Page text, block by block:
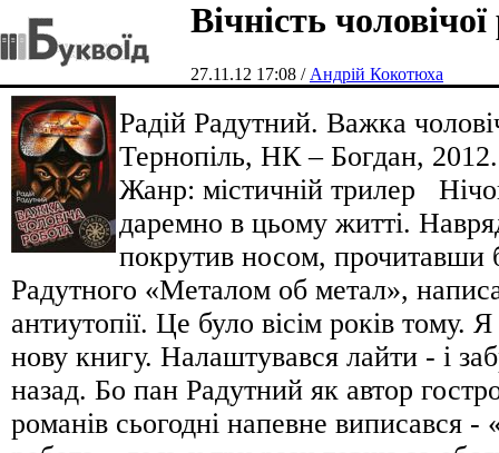
Вічність
27.11.12 17:08 /Андрій Кокотюха
Радій Радутний. Важка
Тернопіль, НК – Богдан,
Жанр: містичній трилер
даремно в цьому житті.
покрутив носом, прочитавши
Радутного «Металом об метал»,
антиутопії. Це було вісім років тому.
нову книгу. Налаштувався лайти - і
назад. Бо пан Радутний як автор
романів сьогодні напевне виписався -